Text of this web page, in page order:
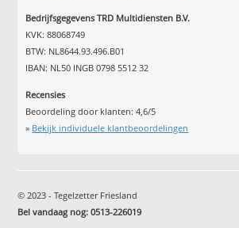
Bedrijfsgegevens TRD Multidiensten B.V.
KVK: 88068749
BTW: NL8644.93.496.B01
IBAN: NL50 INGB 0798 5512 32
Recensies
Beoordeling door klanten:4,6/5
» Bekijk individuele klantbeoordelingen
© 2023 - Tegelzetter Friesland
Bel vandaag nog: 0513-226019